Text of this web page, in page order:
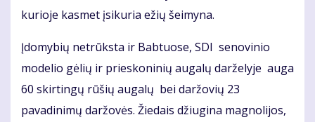
kurioje kasmet įsikuria ežių šeimyna.
Įdomybių netrūksta ir Babtuose, SDI senovinio
modelio gėlių ir prieskoninių augalų darželyje auga
60 skirtingų rūšių augalų bei daržovių 23
pavadinimų daržovės. Žiedais džiugina magnolijos,